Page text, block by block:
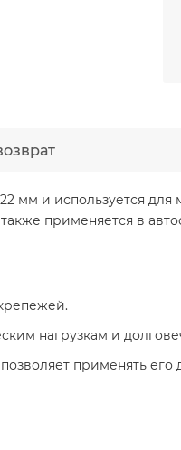
мм и используется для
применяется в
нагрузкам и
применять его